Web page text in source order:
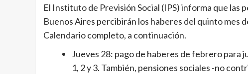
El Instituto de Previsión Social (IPS) informa que las
Buenos Aires percibirán los haberes del quinto mes
Calendario completo, a continuación.
Jueves 28: pago de haberes de febrero para
1, 2 y 3. También, pensiones sociales -no